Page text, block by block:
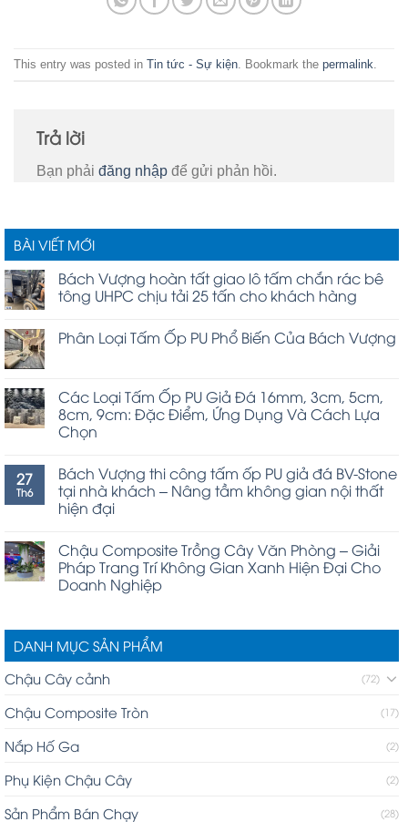
This entry was posted in Tin tức - Sự kiện . Bookmark the permalink
Trả lời
Bạn phải đăng nhập để gửi phản hồi.
BÀI VIẾT MỚI
Bách Vượng hoàn tất giao lô tấm chắn rác bê
tông UHPC chịu tải 25 tấn cho khách hàng
Phân Loại Tấm Ốp PU Phổ Biến Của Bách Vượng
Các Loại Tấm Ốp PU Giả Đá 16mm, 3cm, 5cm,
8cm, 9cm: Đặc Điểm, Ứng Dụng Và Cách Lựa
Chọn
27
Th6
Bách Vượng thi công tấm ốp PU giả đá BV-Stone
tại nhà khách – Nâng tầm không gian nội thất
hiện đại
Chậu Composite Trồng Cây Văn Phòng – Giải
Pháp Trang Trí Không Gian Xanh Hiện Đại Cho
Doanh Nghiệp
DANH MỤC SẢN PHẨM
Chậu Cây cảnh
(72)
Chậu Composite Tròn (17)
Nắp Hố Ga (2)
Phụ Kiện Chậu Cây (2)
Sản Phẩm Bán Chạy (28)